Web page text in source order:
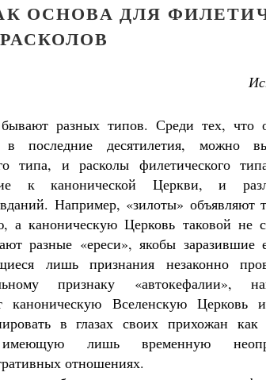
ОСНОВА ДЛЯ
РАСКОЛОВ
разных типов. Среди тех, что
в последние десятилетия, можно
типа, и расколы филетического
к канонической Церкви, и
Например, «зилоты» объявляют
а каноническую Церковь таковой не
разные «ереси», якобы
лишь признания незаконно
признаку «автокефалии»,
каноническую Вселенскую Церковь
в глазах своих прихожан как
лишь временную
отношениях.
Великомученик